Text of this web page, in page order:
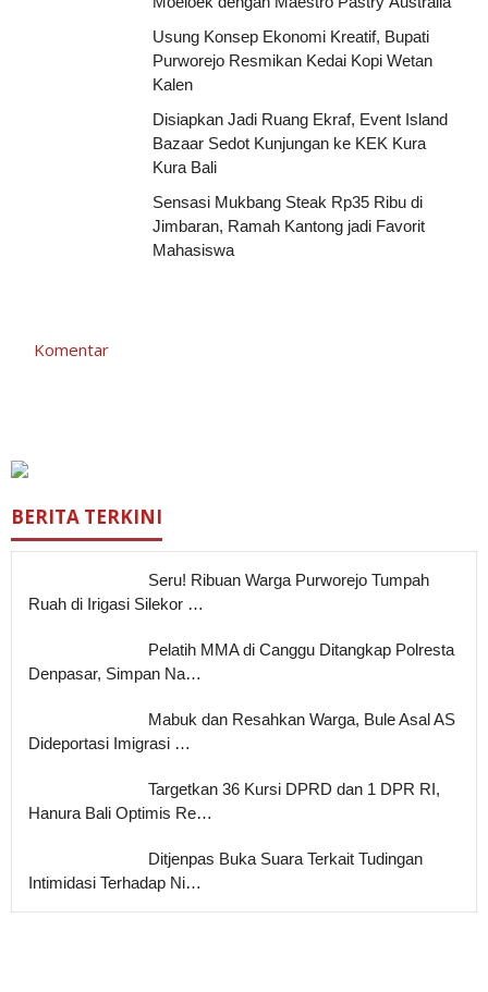
Usung Konsep Ekonomi Kreatif, Bupati
Purworejo Resmikan Kedai Kopi Wetan
Kalen
Disiapkan Jadi Ruang Ekraf, Event Island
Bazaar Sedot Kunjungan ke KEK Kura
Kura Bali
Sensasi Mukbang Steak Rp35 Ribu di
Jimbaran, Ramah Kantong jadi Favorit
Mahasiswa
Komentar
BERITA TERKINI
Seru! Ribuan Warga Purworejo Tumpah
Ruah di Irigasi Silekor …
Pelatih MMA di Canggu Ditangkap Polresta
Denpasar, Simpan Na…
Mabuk dan Resahkan Warga, Bule Asal AS
Dideportasi Imigrasi …
Targetkan 36 Kursi DPRD dan 1 DPR RI,
Hanura Bali Optimis Re…
Ditjenpas Buka Suara Terkait Tudingan
Intimidasi Terhadap Ni…